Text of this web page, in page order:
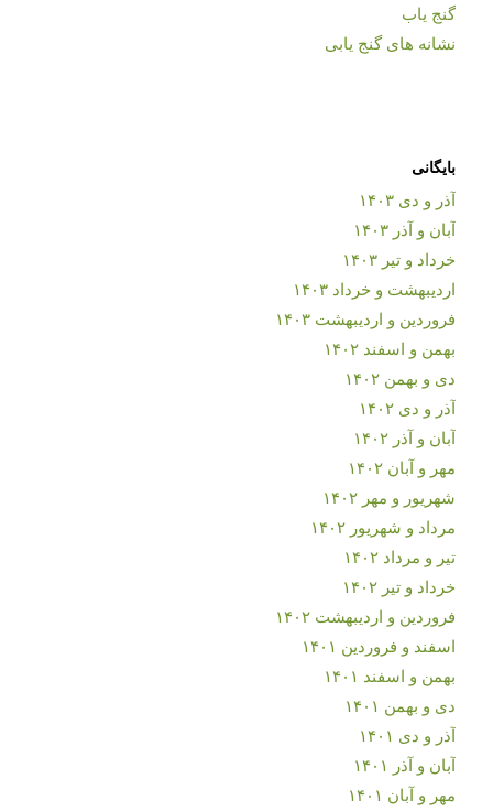
گنج یاب
نشانه های گنج یابی
بایگانی
آذر و دی ۱۴۰۳
آبان و آذر ۱۴۰۳
خرداد و تیر ۱۴۰۳
اردیبهشت و خرداد ۱۴۰۳
فروردین و اردیبهشت ۱۴۰۳
بهمن و اسفند ۱۴۰۲
دی و بهمن ۱۴۰۲
آذر و دی ۱۴۰۲
آبان و آذر ۱۴۰۲
مهر و آبان ۱۴۰۲
شهریور و مهر ۱۴۰۲
مرداد و شهریور ۱۴۰۲
تیر و مرداد ۱۴۰۲
خرداد و تیر ۱۴۰۲
فروردین و اردیبهشت ۱۴۰۲
اسفند و فروردین ۱۴۰۱
بهمن و اسفند ۱۴۰۱
دی و بهمن ۱۴۰۱
آذر و دی ۱۴۰۱
آبان و آذر ۱۴۰۱
مهر و آبان ۱۴۰۱